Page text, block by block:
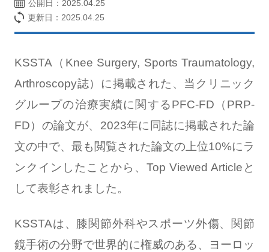
公開日： 2025.04.25
更新日：2025.04.25
KSSTA（Knee Surgery, Sports Traumatology,
Arthroscopy誌）に掲載された、当クリニック
グループの治療実績に関するPFC-FD（PRP-
FD）の論文が、2023年に同誌に掲載された論
文の中で、最も閲覧された論文の上位10%にラ
ンクインしたことから、Top Viewed Articleと
して表彰されました。
KSSTAは、膝関節外科やスポーツ外傷、関節
鏡手術の分野で世界的に権威のある、ヨーロッ